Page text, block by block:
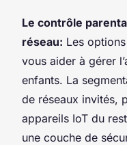
Le contrôle
réseau: Les
vous aider à gérer
enfants. La
de réseaux invités,
appareils IoT du
une couche de